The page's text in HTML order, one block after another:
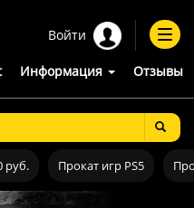
Войти
Информация Отзывы
руб. Прокат игр PS5